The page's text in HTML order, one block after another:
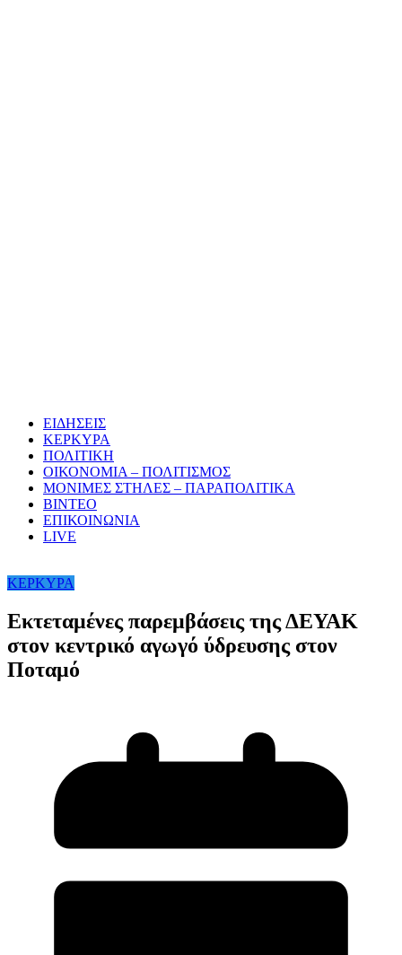
ΕΙΔΗΣΕΙΣ
ΚΕΡΚΥΡΑ
ΠΟΛΙΤΙΚΗ
ΟΙΚΟΝΟΜΙΑ – ΠΟΛΙΤΙΣΜΟΣ
ΜΟΝΙΜΕΣ ΣΤΗΛΕΣ – ΠΑΡΑΠΟΛΙΤΙΚΑ
ΒΙΝΤΕΟ
ΕΠΙΚΟΙΝΩΝΙΑ
LIVE
ΚΕΡΚΥΡΑ
Εκτεταμένες παρεμβάσεις της ΔΕΥΑΚ
στον κεντρικό αγωγό ύδρευσης στον
Ποταμό